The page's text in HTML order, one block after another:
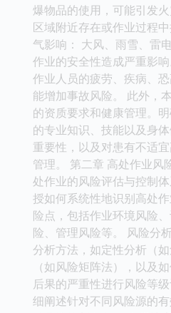
爆物品的使用，可能引发
区域附近存在或作业过程
气影响： 大风、雨雪、雷
作业的安全性造成严重影
作业人员的疲劳、疾病、
能增加事故风险。 此外，
的资质要求和健康管理。
的专业知识、技能以及身
重要性，以及对患有不适
管理。 第二章 高处作业风
处作业的风险评估与控制
授如何系统性地识别高处
险点，包括作业环境风险
险、管理风险等。 风险分
分析方法，如定性分析（
（如风险矩阵法），以及
后果的严重性进行风险等
细阐述针对不同风险源的